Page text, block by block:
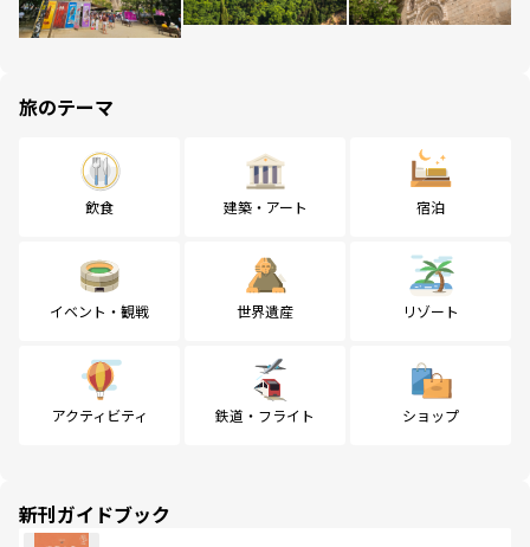
旅のテーマ
飲食 建築・アート 宿泊
イベント・観戦 世界遺産 リゾート
アクティビティ 鉄道・フライト ショップ
新刊ガイドブック